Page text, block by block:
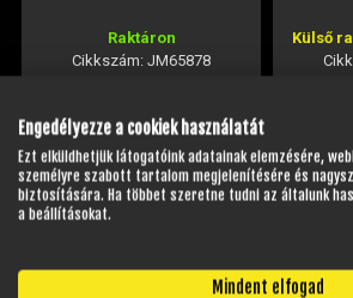
Raktáron
Cikkszám: JM65878
MÉRET VÁLASZTÁSA
Külső
KAPCSOLÓDÓ
Engedélyezze a cookiek használatát
Ezt elküldhetjük látogatóink adatainak elemzésére,
személyre szabott tartalom megjelenítésére és
biztosítására. Ha többet szeretne tudni az általunk
a beállításokat.
Mindent elfogad